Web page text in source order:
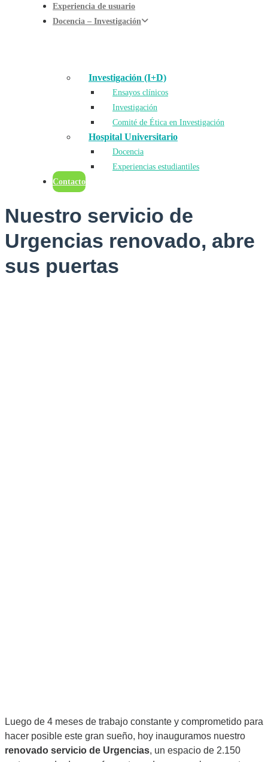
Experiencia de usuario
Docencia – Investigación
Investigación (I+D)
Ensayos clínicos
Investigación
Comité de Ética en Investigación
Hospital Universitario
Docencia
Experiencias estudiantiles
Contacto
Nuestro servicio de
Urgencias renovado, abre
sus puertas
Luego de 4 meses de trabajo constante y comprometido para
hacer posible este gran sueño, hoy inauguramos nuestro
renovado servicio de Urgencias, un espacio de 2.150